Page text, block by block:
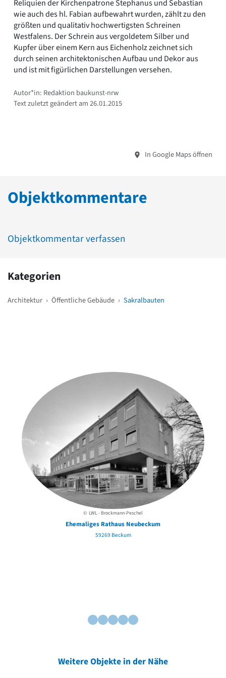
Reliquien der Kirchenpatrone Stephanus und Sebastian
wie auch des hl. Fabian aufbewahrt wurden, zählt zu den
größten und qualitativ hochwertigsten Schreinen
Westfalens. Der Schrein aus vergoldetem Silber und
Kupfer über einem Kern aus Eichenholz zeichnet sich
durch seinen architektonischen Aufbau und Dekor aus
und ist mit figürlichen Darstellungen versehen.
Autor*in: Redaktion baukunst-nrw
Text zuletzt geändert am 26.01.2015
In Google Maps öffnen
Objektkommentare
Objektkommentar verfassen
Kategorien
Architektur › Öffentliche Gebäude › Sakralbauten
© LWL - Brockmann-Peschel
Ehemaliges Rathaus Neubeckum
59269 Beckum
Weitere Objekte in der Nähe